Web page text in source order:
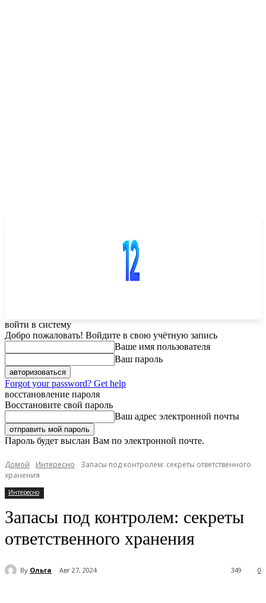
войти в систему
Добро пожаловать! Войдите в свою учётную запись
Ваше имя пользователя
Ваш пароль
Forgot your password? Get help
восстановление пароля
Восстановите свой пароль
Ваш адрес электронной почты
Пароль будет выслан Вам по электронной почте.
Домой Интересно
Запасы под контролем: секреты ответственного
хранения
Интересно
Запасы под контролем: секреты
ответственного хранения
By Ольга Авг 27, 2024 0
349